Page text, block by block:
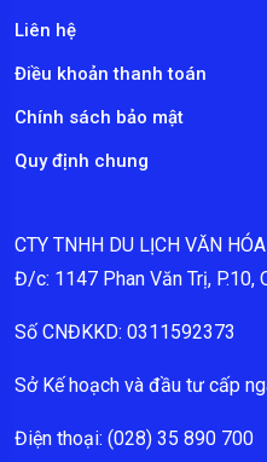
Liên hệ
Điều khoản thanh toán
Chính sách bảo mật
Quy định chung
CTY TNHH DU LỊCH VĂN
Đ/c: 1147 Phan Văn Trị, P.10,
Số CNĐKKD: 0311592373
Sở Kế hoạch và đầu tư cấp
Điện thoại: (028) 35 890 700